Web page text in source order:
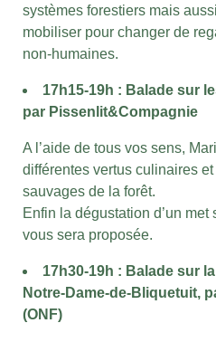
systèmes forestiers mais
mobiliser pour changer de
non-humaines.
17h15-19h : Balade sur
par Pissenlit&Compagnie
A l’aide de tous vos sens,
différentes vertus culinaires
sauvages de la forêt.
Enfin la dégustation d’un met
vous sera proposée.
17h30-19h : Balade sur
Notre-Dame-de-Bliquetuit,
(ONF)